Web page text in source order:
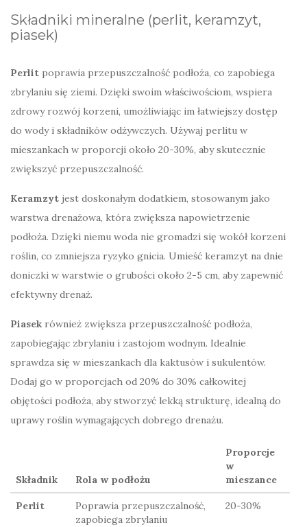
Składniki mineralne (perlit, keramzyt,
piasek)
Perlit poprawia przepuszczalność podłoża, co zapobiega
zbrylaniu się ziemi. Dzięki swoim właściwościom, wspiera
zdrowy rozwój korzeni, umożliwiając im łatwiejszy dostęp
do wody i składników odżywczych. Używaj perlitu w
mieszankach w proporcji około 20-30%, aby skutecznie
zwiększyć przepuszczalność.
Keramzyt jest doskonałym dodatkiem, stosowanym jako
warstwa drenażowa, która zwiększa napowietrzenie
podłoża. Dzięki niemu woda nie gromadzi się wokół korzeni
roślin, co zmniejsza ryzyko gnicia. Umieść keramzyt na dnie
doniczki w warstwie o grubości około 2-5 cm, aby zapewnić
efektywny drenaż.
Piasek również zwiększa przepuszczalność podłoża,
zapobiegając zbrylaniu i zastojom wodnym. Idealnie
sprawdza się w mieszankach dla kaktusów i sukulentów.
Dodaj go w proporcjach od 20% do 30% całkowitej
objętości podłoża, aby stworzyć lekką strukturę, idealną do
uprawy roślin wymagających dobrego drenażu.
Składnik Rola w podłożu
Proporcje
w
mieszance
Perlit
Poprawia przepuszczalność,
zapobiega zbrylaniu
20-30%